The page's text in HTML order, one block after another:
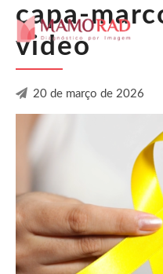
capa-
video
20 de março de 2026